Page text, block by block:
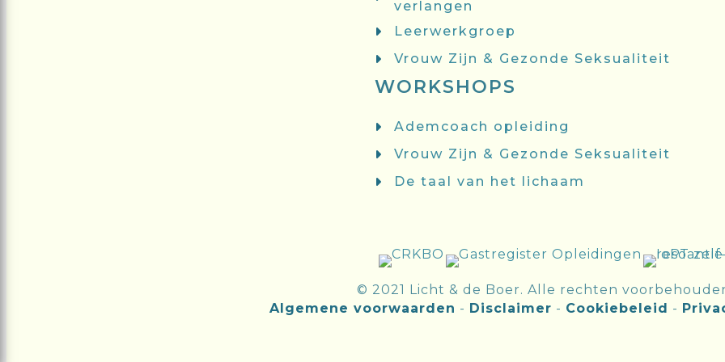
verlangen
Leerwerkgroep
Vrouw Zijn & Gezonde Seksualiteit
WORKSHOPS
Ademcoach opleiding
Vrouw Zijn & Gezonde Seksualiteit
De taal van het lichaam
© 2021 Licht & de Boer. Alle rechten
Algemene voorwaarden - Disclaimer - Cookiebeleid -